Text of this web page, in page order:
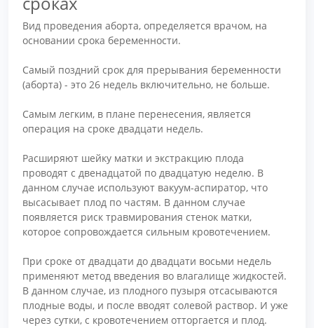
Вид проведения аборта, определяется врачом, на
основании срока беременности.
Самый поздний срок для прерывания беременности
(аборта) - это 26 недель включительно, не больше.
Самым легким, в плане перенесения, является
операция на сроке двадцати недель.
Расширяют шейку матки и экстракцию плода
проводят с двенадцатой по двадцатую неделю. В
данном случае используют вакуум-аспиратор, что
высасывает плод по частям. В данном случае
появляется риск травмирования стенок матки,
которое сопровождается сильным кровотечением.
При сроке от двадцати до двадцати восьми недель
применяют метод введения во влагалище жидкостей.
В данном случае, из плодного пузыря отсасываются
плодные воды, и после вводят солевой раствор. И уже
через сутки, с кровотечением отторгается и плод.